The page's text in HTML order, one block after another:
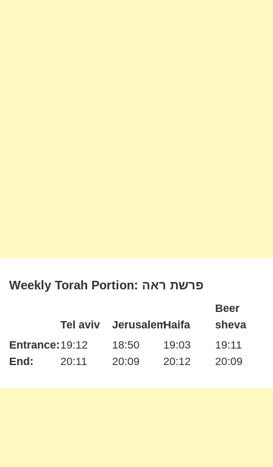
Weekly Torah Portion: פרשת ראה
Entrance:
End:
Tel aviv
19:12
20:11
Jerusalem
18:50
20:09
Haifa
19:03
20:12
Beer
sheva
19:11
20:09